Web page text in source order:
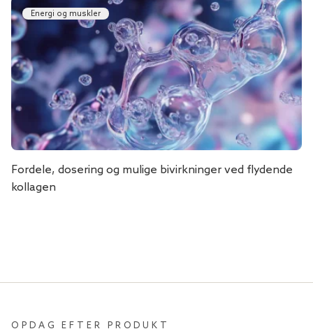
Energi og muskler
Fordele, dosering og mulige bivirkninger ved flydende
kollagen
OPDAG EFTER PRODUKT